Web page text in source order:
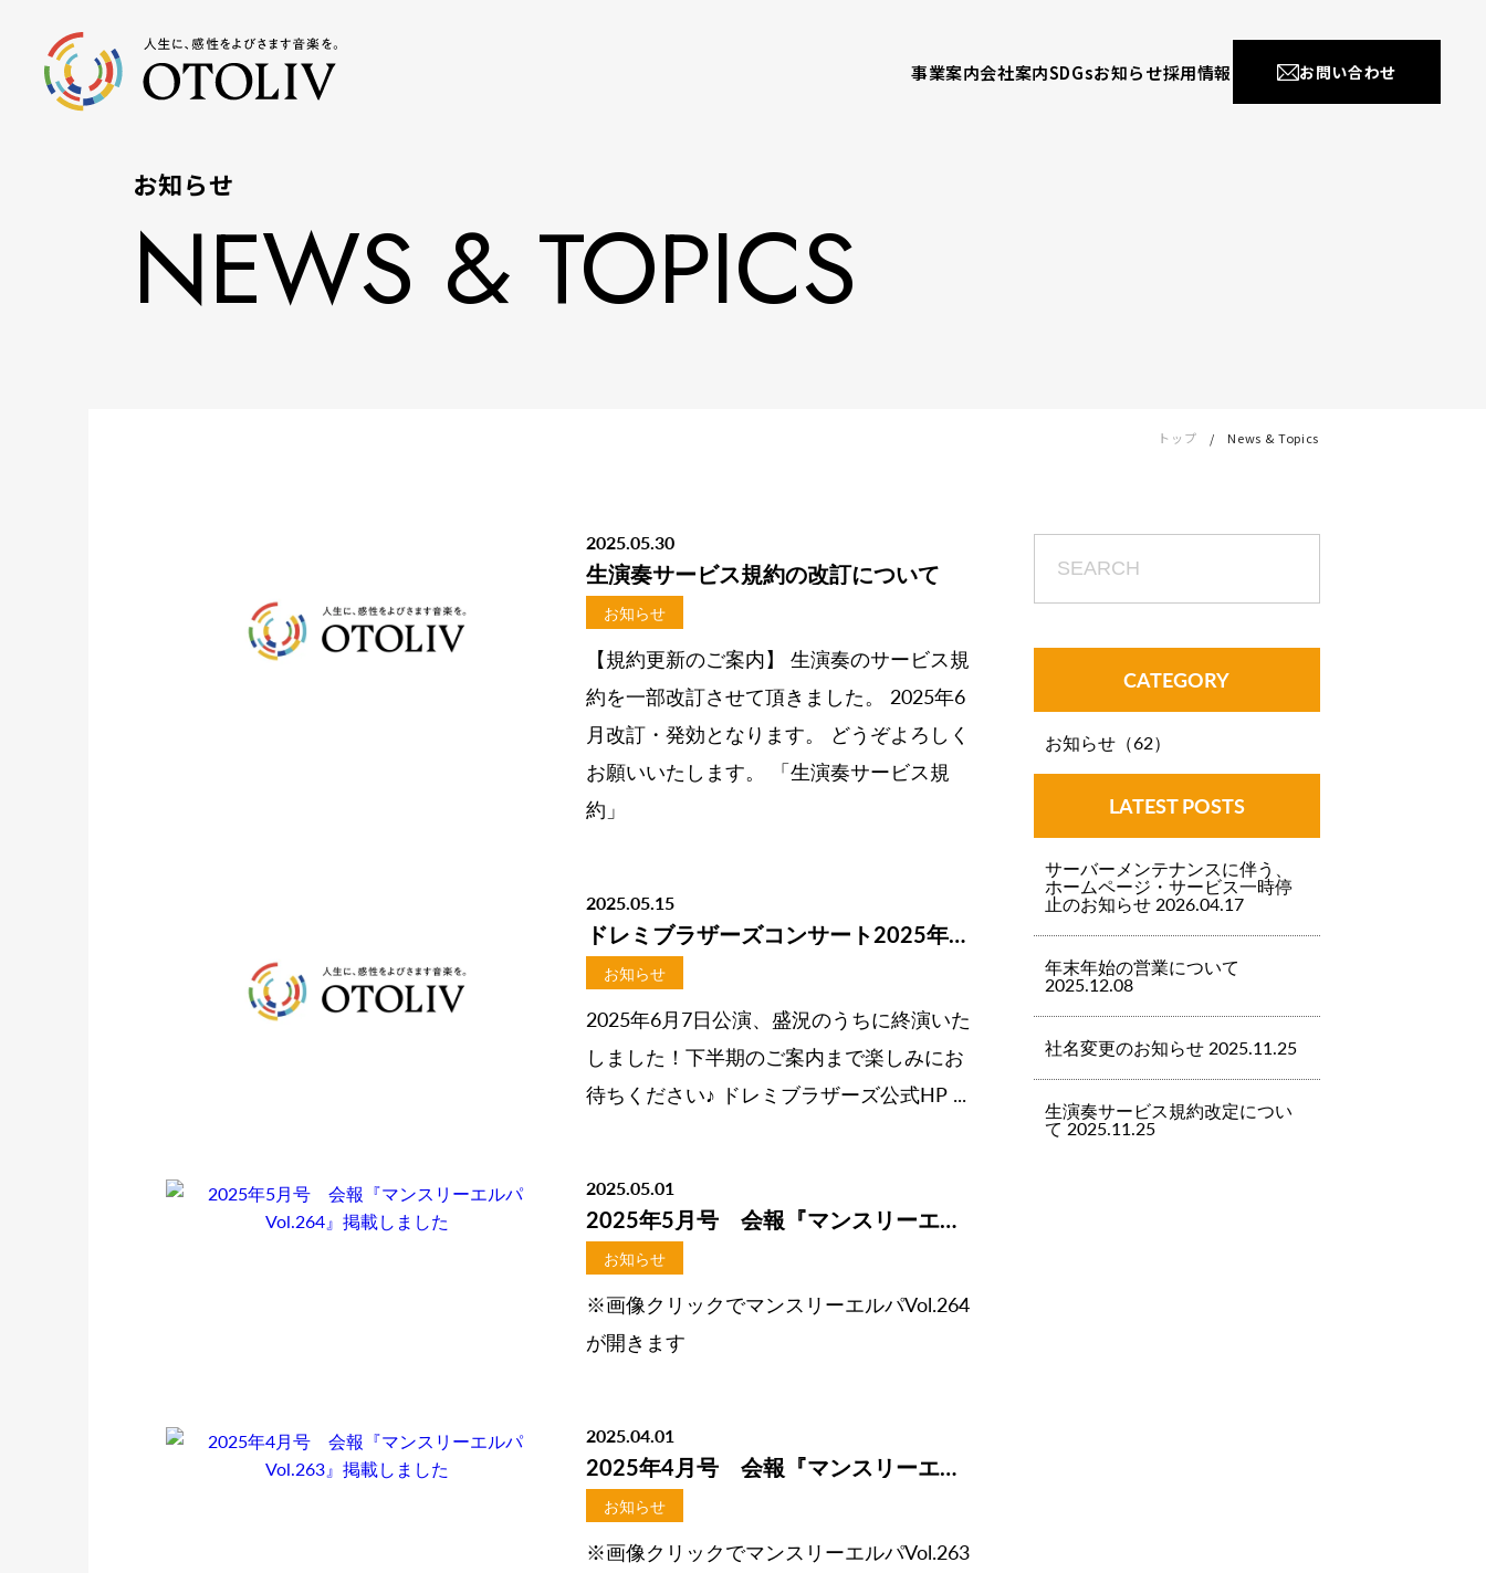
事業案内会社案内SDGsお知らせ採用情報 お問い合わせ
お知らせ
NEWS & TOPICS
トップ News & Topics
2025.05.30
生演奏サービス規約の改訂について
お知らせ
【規約更新のご案内】 生演奏のサービス規
約を一部改訂させて頂きました。 2025年6
月改訂・発効となります。 どうぞよろしく
お願いいたします。 「生演奏サービス規
約」
2025.05.15
ドレミブラザーズコンサート2025年6月7日公演開催！
お知らせ
2025年6月7日公演、盛況のうちに終演いた
しました！下半期のご案内まで楽しみにお
待ちください♪ ドレミブラザーズ公式HP ...
2025.05.01
2025年5月号 会報『マンスリーエルパVol.264』掲載しました
お知らせ
※画像クリックでマンスリーエルパVol.264
が開きます
2025.04.01
2025年4月号 会報『マンスリーエルパVol.263』掲載しました
お知らせ
※画像クリックでマンスリーエルパVol.263
CATEGORY
お知らせ（62）
LATEST POSTS
サーバーメンテナンスに伴う、
ホームページ・サービス一時停
止のお知らせ 2026.04.17
年末年始の営業について
2025.12.08
社名変更のお知らせ 2025.11.25
生演奏サービス規約改定につい
て 2025.11.25